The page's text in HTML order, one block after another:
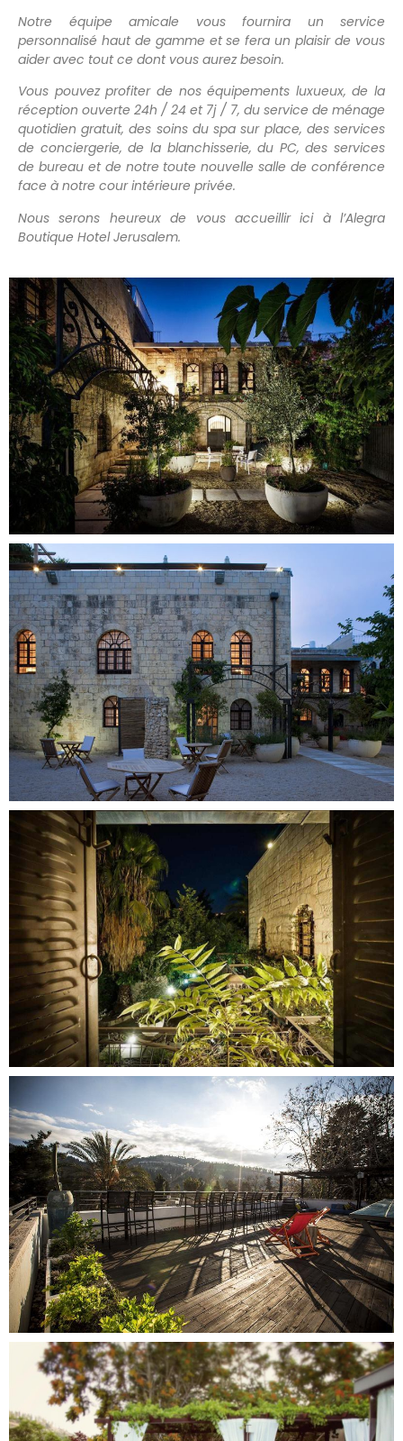
Notre équipe amicale vous fournira un service
personnalisé haut de gamme et se fera un plaisir de vous
aider avec tout ce dont vous aurez besoin.
Vous pouvez profiter de nos équipements luxueux, de la
réception ouverte 24h / 24 et 7j / 7, du service de ménage
quotidien gratuit, des soins du spa sur place, des services
de conciergerie, de la blanchisserie, du PC, des services
de bureau et de notre toute nouvelle salle de conférence
face à notre cour intérieure privée.
Nous serons heureux de vous accueillir ici à l’Alegra
Boutique Hotel Jerusalem.